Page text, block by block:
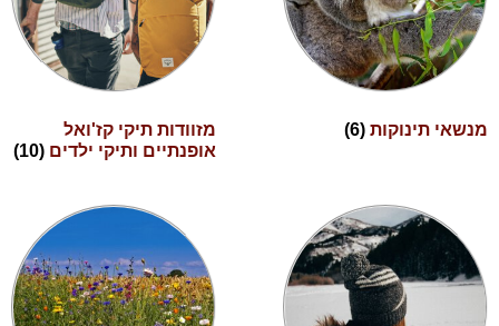
מנשאי תינוקות (6)
מזוודות תיקי קז'ואל
אופנתיים ותיקי ילדים (10)